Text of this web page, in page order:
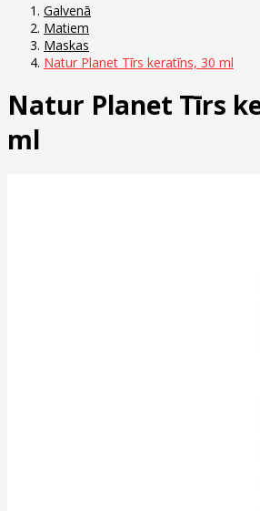
Galvenā
Matiem
Maskas
Natur Planet Tīrs keratīns, 30 ml
Natur Planet Tīrs
ml